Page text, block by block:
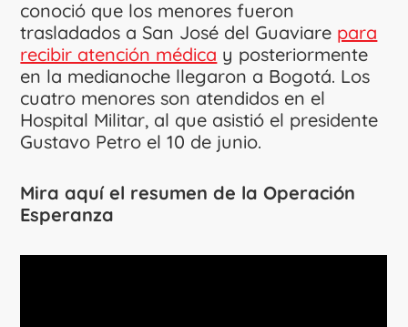
conoció que los menores fueron
trasladados a San José del Guaviare para
recibir atención médica y posteriormente
en la medianoche llegaron a Bogotá. Los
cuatro menores son atendidos en el
Hospital Militar, al que asistió el presidente
Gustavo Petro el 10 de junio.
Mira aquí el resumen de la Operación
Esperanza